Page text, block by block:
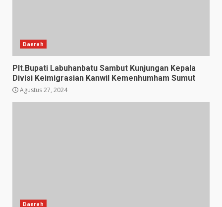
Daerah
Plt.Bupati Labuhanbatu Sambut Kunjungan Kepala
Divisi Keimigrasian Kanwil Kemenhumham Sumut
Agustus 27, 2024
Daerah